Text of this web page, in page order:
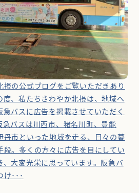
摂の公式ブログをご覧いただきあり
度、私たちさわやか北摂は、地域へ
バスに広告を掲載させていただく
急バスは川西市、猪名川町、豊能
丹市といった地域を走る、日々の暮
段。多くの方々に広告を目にしてい
、大変光栄に思っています。阪急バ
け･･･